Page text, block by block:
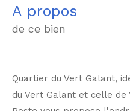
a propos
de ce bien
Quartier du Vert Galant,
du Vert Galant et celle de